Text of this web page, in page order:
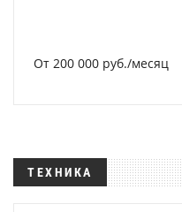
От 200 000 руб./месяц
ТЕХНИКА